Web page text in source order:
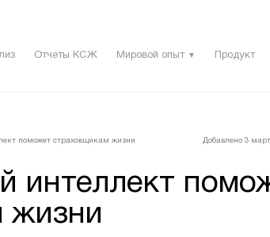
Отчеты КСЖ Мировой опыт ▼ Продукт
поможет страховщикам жизни Добавлено 3
интеллект
жизни